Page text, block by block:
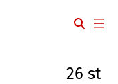
26 st